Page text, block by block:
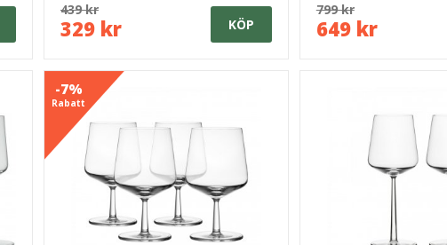
439 kr
329 kr KÖP
799 kr
649 kr
-7%
Rabatt